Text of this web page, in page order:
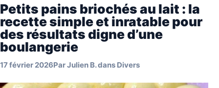
Petits pains briochés au lait : la
recette simple et inratable pour
des résultats digne d’une
boulangerie
17 février 2026ParJulien B.dans Divers